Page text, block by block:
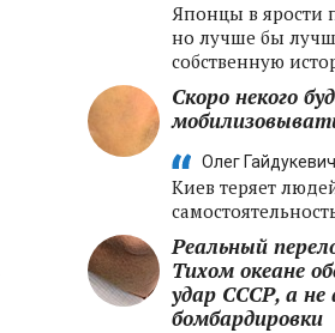
Японцы в ярости
но лучше бы
собственную
Скоро некого
Олег Гайдукевич
Киев теряет
Реальный
Тихом океане
удар СССР, а
бомбардировки